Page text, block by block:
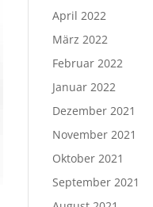
April 2022
März 2022
Februar 2022
Januar 2022
Dezember 2021
November 2021
Oktober 2021
September 2021